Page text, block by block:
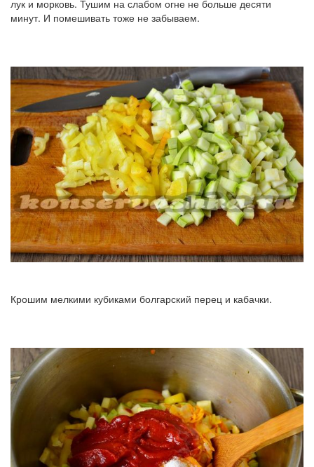
лук и морковь. Тушим на слабом огне не больше десяти
минут. И помешивать тоже не забываем.
Крошим мелкими кубиками болгарский перец и кабачки.